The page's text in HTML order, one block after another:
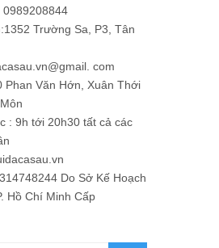
0989208844
Trường Sa, P3, Tân
com
Văn Hớn, Xuân Thới
: 9h tới 20h30 tất cả các
Do Sở Kế Hoạch
Hồ Chí Minh Cấp